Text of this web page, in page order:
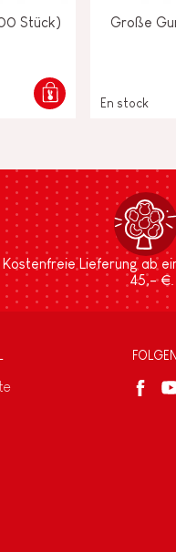
Stück) Große
En stock
Kostenfreie Lieferung ab
45,- €.